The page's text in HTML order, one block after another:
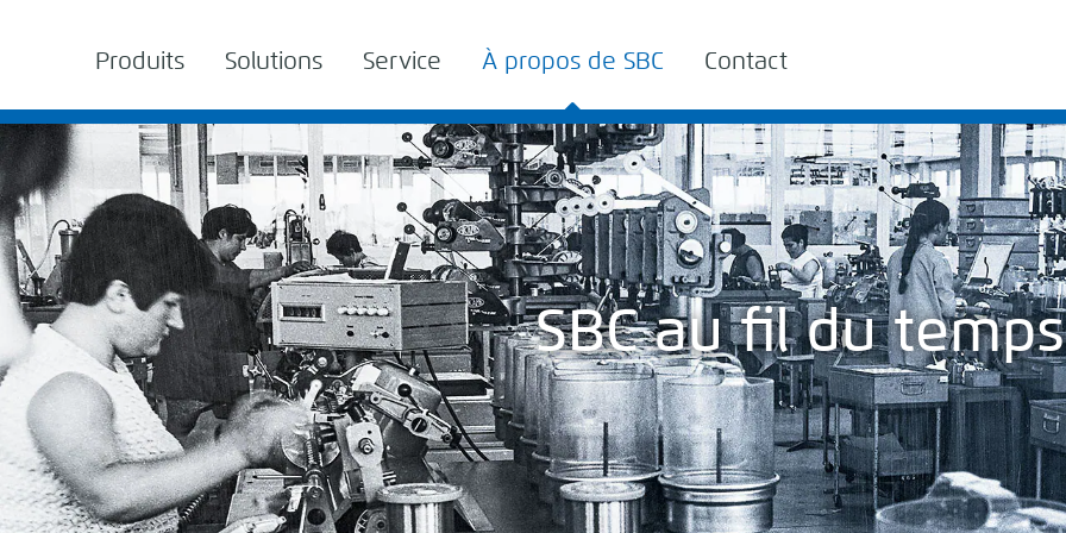
Produits Solutions Service À propos de SBC Contact
SBC au fil du temps